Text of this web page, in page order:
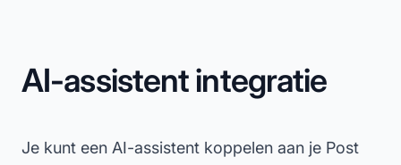
AI-assistent integratie
Je kunt een AI-assistent koppelen aan je Post